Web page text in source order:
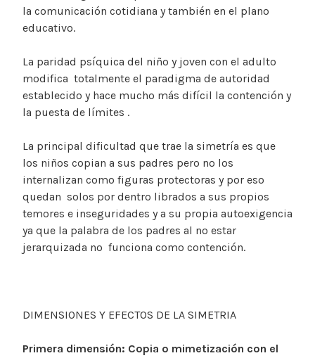
la comunicación cotidiana y también en el plano
educativo.
La paridad psíquica del niño y joven con el adulto
modifica totalmente el paradigma de autoridad
establecido y hace mucho más difícil la contención y
la puesta de límites .
La principal dificultad que trae la simetría es que
los niños copian a sus padres pero no los
internalizan como figuras protectoras y por eso
quedan solos por dentro librados a sus propios
temores e inseguridades y a su propia autoexigencia
ya que la palabra de los padres al no estar
jerarquizada no funciona como contención.
DIMENSIONES Y EFECTOS DE LA SIMETRIA
Primera dimensión: Copia o mimetización con el